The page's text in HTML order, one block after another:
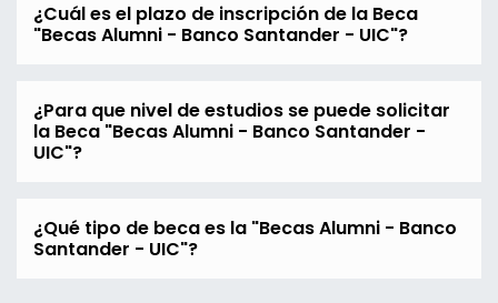
¿Cuál es el plazo de inscripción de la Beca
"Becas Alumni - Banco Santander - UIC"?
¿Para que nivel de estudios se puede solicitar
la Beca "Becas Alumni - Banco Santander -
UIC"?
¿Qué tipo de beca es la "Becas Alumni - Banco
Santander - UIC"?